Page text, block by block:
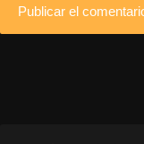
Publicar el